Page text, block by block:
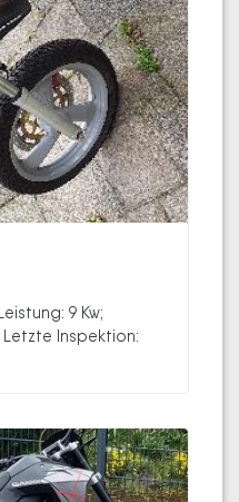
9 Kw;
Letzte Inspektion: